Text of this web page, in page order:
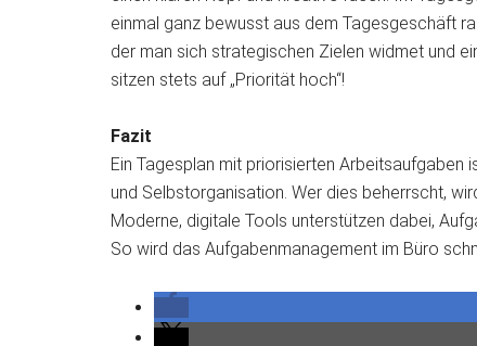
einmal ganz bewusst aus dem Tagesgeschäft
der man sich strategischen Zielen widmet und
sitzen stets auf „Priorität hoch“!
Fazit
Ein Tagesplan mit priorisierten Arbeitsaufgaben
und Selbstorganisation. Wer dies beherrscht,
Moderne, digitale Tools unterstützen dabei,
So wird das Aufgabenmanagement im Büro